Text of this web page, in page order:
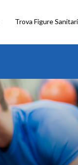
Trova Figure